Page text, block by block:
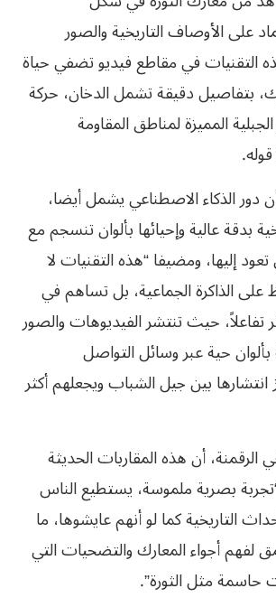
على الأوصاف التاريخية والصور
التقنيات في مقاطع فيديو تضفي حياة
بتفاصيل دقيقة تشمل الدخان، حركة
المميزة لمناطق المقاومة
دور الذكاء الاصطناعي يشمل أيضا،
بدقة عالية وإحيائها بألوان تنسجم مع
تعود إليها، ومضيفا “هذه التقنيات لا
الذاكرة الجماعية، بل تساهم في
تفاعلاً، حيث تنتشر الفيديوهات والصور
حية عبر وسائل التواصل
انتشارها بين جيل الشباب ويجعلهم أكثر
أن هذه المقاربات الحديثة
بصرية ملموسة، يستطيع الناس
التاريخية كما لو أنهم عايشوها، ما
أجواء المعارك والتضحيات التي
مثل الثورة”.